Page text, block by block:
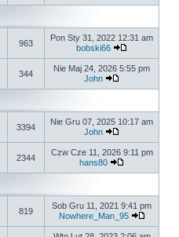
963
Pon Sty 31, 2022 12:31 am
bobski66
344
Nie Maj 24, 2026 5:55 pm
John
3394
Nie Gru 07, 2025 10:17 am
John
2344
Czw Cze 11, 2026 9:11 pm
hans80
819
Sob Gru 11, 2021 9:41 pm
Nowhere_Man_95